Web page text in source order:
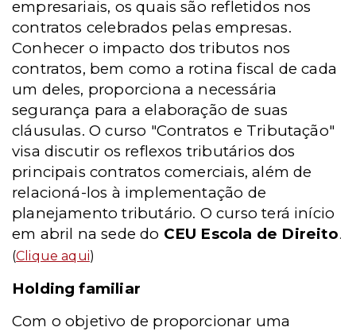
empresariais, os quais são refletidos nos
contratos celebrados pelas empresas.
Conhecer o impacto dos tributos nos
contratos, bem como a rotina fiscal de cada
um deles, proporciona a necessária
segurança para a elaboração de suas
cláusulas. O curso "Contratos e Tributação"
visa discutir os reflexos tributários dos
principais contratos comerciais, além de
relacioná-los à implementação de
planejamento tributário. O curso terá início
em abril na sede do CEU Escola de Direito.
(Clique aqui)
Holding familiar
Com o objetivo de proporcionar uma